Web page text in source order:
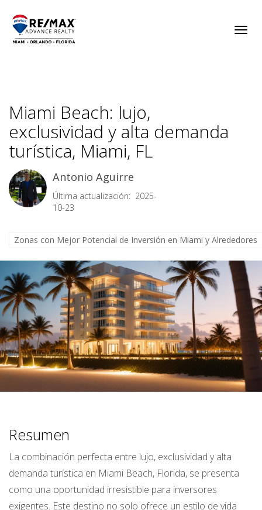
Miami Beach: lujo,
exclusividad y alta demanda
turística, Miami, FL
Antonio Aguirre
Última actualización: 2025-
10-23
Zonas con Mejor Potencial de Inversión en Miami y Alrededores
Resumen
La combinación perfecta entre lujo, exclusividad y alta
demanda turística en Miami Beach, Florida, se presenta
como una oportunidad irresistible para inversores
exigentes. Este destino no solo ofrece un estilo de vida